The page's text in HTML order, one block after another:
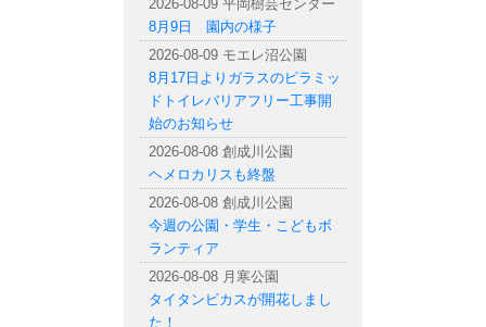
2026-08-09 平岡樹芸センター
8月9日 園内の様子
2026-08-09 モエレ沼公園
8月17日よりガラスのピラミッ
ドトイレバリアフリー工事開
始のお知らせ
2026-08-08 創成川公園
ヘメロカリスも終盤
2026-08-08 創成川公園
今週の公園・学生・こどもボ
ランティア
2026-08-08 月寒公園
タイタンビカスが開花しまし
た！